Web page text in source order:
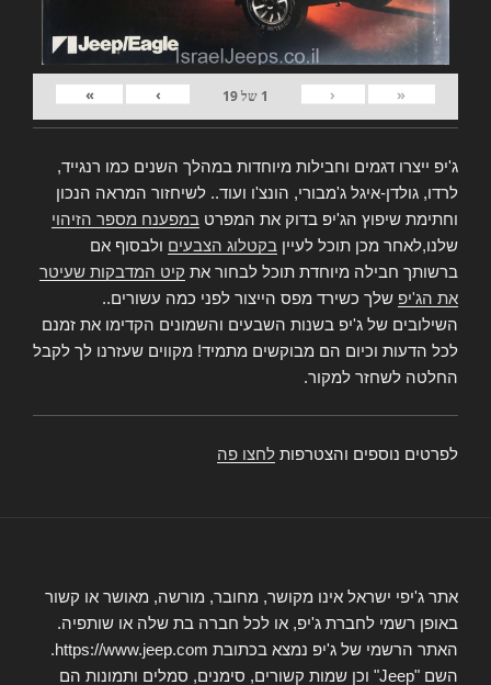
«
‹
1 של19
›
»
ג'יפ ייצרו דגמים וחבילות מיוחדות במהלך השנים כמו רנגייד,
לרדו, גולדן-איגל ג'מבורי, הונצ'ו ועוד.. לשיחזור המראה הנכון
וחתימת שיפוץ הג'יפ בדוק את המפרט במפענח מספר הזיהוי
שלנו,לאחר מכן תוכל לעיין בקטלוג הצבעים ולבסוף אם
ברשותך חבילה מיוחדת תוכל לבחור את קיט המדבקות שעיטר
את הג'יפ שלך כשירד מפס הייצור לפני כמה עשורים..
השילובים של ג'יפ בשנות השבעים והשמונים הקדימו את זמנם
לכל הדעות וכיום הם מבוקשים מתמיד! מקווים שעזרנו לך לקבל
החלטה לשחזר למקור.
לפרטים נוספים והצטרפות לחצו פה
אתר ג'יפי ישראל אינו מקושר, מחובר, מורשה, מאושר או קשור
באופן רשמי לחברת ג'יפ, או לכל חברה בת שלה או שותפיה.
האתר הרשמי של ג'יפ נמצא בכתובת https://www.jeep.com.
השם "Jeep" וכן שמות קשורים, סימנים, סמלים ותמונות הם